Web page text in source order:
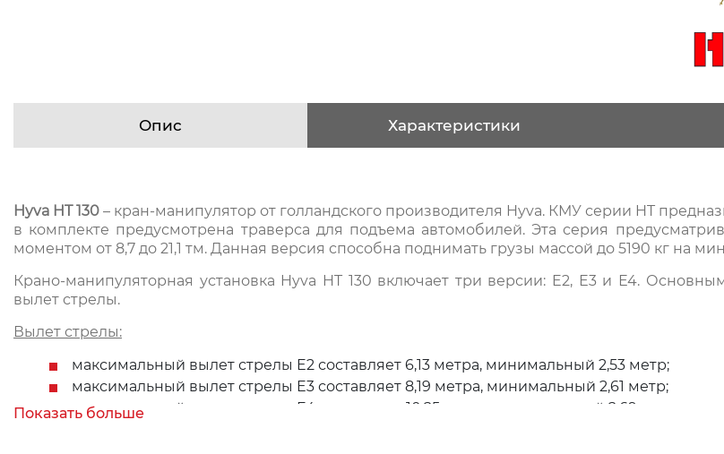
Опис Характеристики
Hyva HT 130 – кран-манипулятор от голландского производителя Hyva. КМУ серии HT
в комплекте предусмотрена траверса для подъема автомобилей. Эта серия
моментом от 8,7 до 21,1 тм. Данная версия способна поднимать грузы массой до 5190 кг на
Крано-манипуляторная установка Hyva HT 130 включает три версии: E2, Е3 и Е4.
вылет стрелы.
Вылет стрелы:
максимальный вылет стрелы E2 составляет 6,13 метра, минимальный 2,53 метр;
максимальный вылет стрелы E3 составляет 8,19 метра, минимальный 2,61 метр;
максимальный вылет стрелы E4 составляет 10,25 метра, минимальный 2,69 метр;
Показать больше